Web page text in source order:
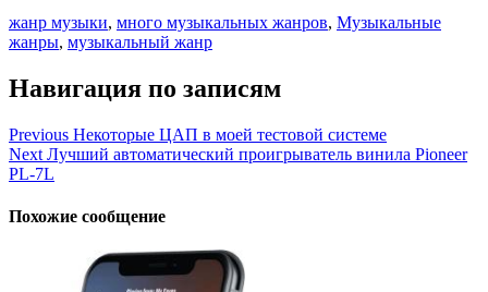
жанр музыки, много музыкальных жанров, Музыкальные
жанры, музыкальный жанр
Навигация по записям
Previous Некоторые ЦАП в моей тестовой системе
Next Лучший автоматический проигрыватель винила Pioneer
PL-7L
Похожие сообщение